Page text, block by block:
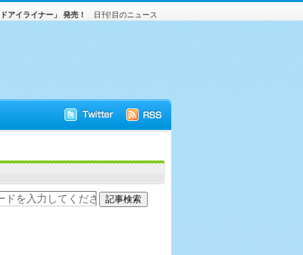
日刊!目のニュース
アイライナー」 発売！